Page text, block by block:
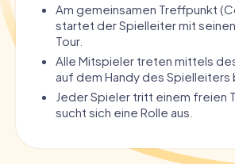
Am gemeinsamen Treffpunkt
startet der Spielleiter mit
Tour.
Alle Mitspieler treten mittels
auf dem Handy des Spielleiters
Jeder Spieler tritt einem freien
sucht sich eine Rolle aus.